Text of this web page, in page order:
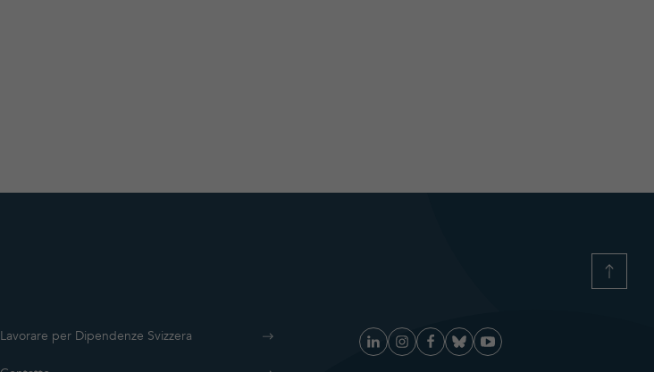
Lavorare per Dipendenze Svizzera